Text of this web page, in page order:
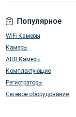
Популярное
WiFi Камеры
Камеры
AHD Камеры
Комплектующие
Регистраторы
Сетевое оборудование